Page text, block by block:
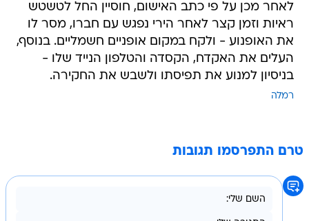
לאחר מכן על פי כתב האישום, חוסיין החל לטשטש
ראיות וזמן קצר לאחר הירי נפגש עם חברו, מסר לו
את האופנוע - ולקח במקום אופניים חשמליים. בנוסף,
העלים את האקדח, הקסדה והטלפון הנייד שלו -
בניסיון למנוע את תפיסתו ולשבש את החקירה.
רמלה
טרם התפרסמו תגובות